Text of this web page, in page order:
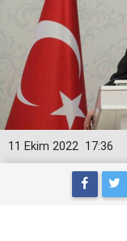
17:36
11 Ekim 2022